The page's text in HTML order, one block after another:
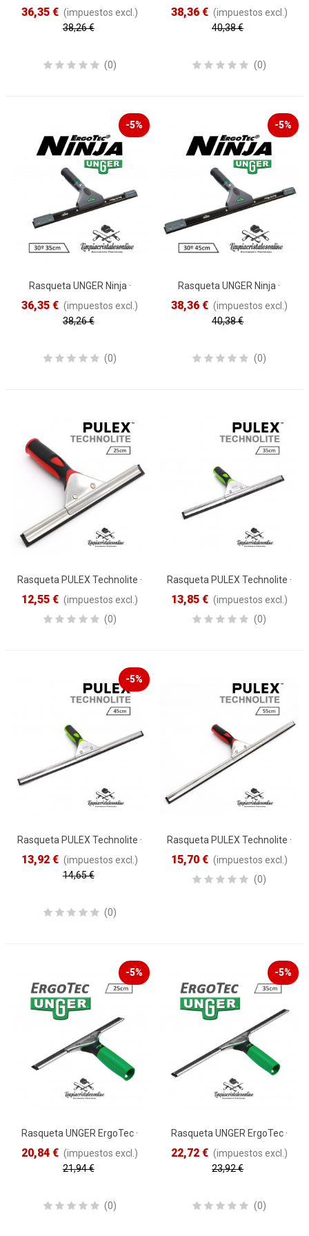
40º/35cm
36,35 € (impuestos excl.)
38,26 €
(0)
40º/45cm
38,36 € (impuestos excl.)
40,38 €
(0)
-5%
Rasqueta UNGER Ninja ·
30º/35cm
36,35 € (impuestos excl.)
38,26 €
(0)
-5%
Rasqueta UNGER Ninja ·
30º/45cm
38,36 € (impuestos excl.)
40,38 €
(0)
Rasqueta PULEX Technolite ·
25cm Verde
12,55 € (impuestos excl.)
(0)
Rasqueta PULEX Technolite ·
35cm Verde
13,85 € (impuestos excl.)
(0)
-5%
Rasqueta PULEX Technolite ·
45cm Verde
13,92 € (impuestos excl.)
14,65 €
(0)
Rasqueta PULEX Technolite ·
55cm verde
15,70 € (impuestos excl.)
(0)
-5%
Rasqueta UNGER ErgoTec ·
25cm
20,84 € (impuestos excl.)
21,94 €
(0)
-5%
Rasqueta UNGER ErgoTec ·
35cm
22,72 € (impuestos excl.)
23,92 €
(0)